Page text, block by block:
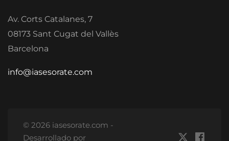
Av. Corts Catalanes, 7
08173 Sant Cugat del Vallès
Barcelona
info@iasesorate.com
© 2026 iasesorate.com -
Desarrollado por